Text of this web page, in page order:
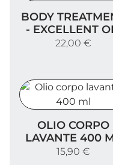
Body Treatment -
BODY
- EXCELLENT
22,00 €
OLIO CORPO
LAVANTE 400
15,90 €